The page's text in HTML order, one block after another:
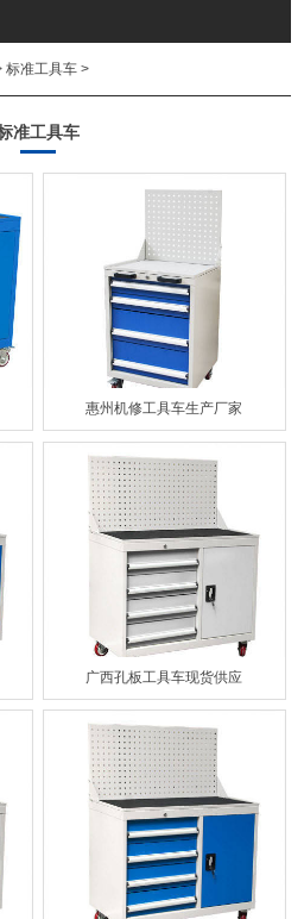
标准工具车 >
准工具车
惠州机修工具车生产厂家
广西孔板工具车现货供应